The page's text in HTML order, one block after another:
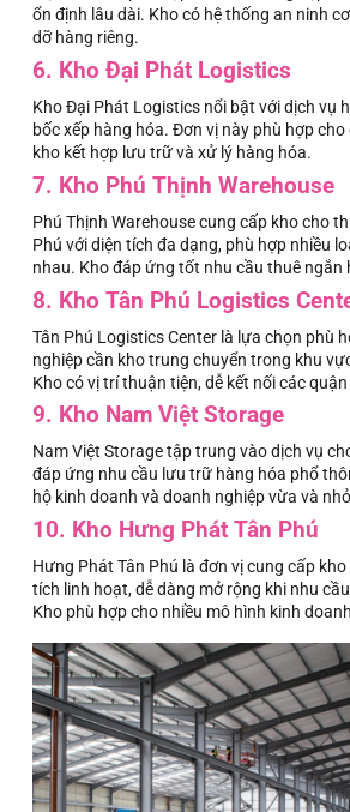
ổn định lâu dài. Kho có hệ thống an ninh
dỡ hàng riêng.
6. Kho Đại Phát Logistics
Kho Đại Phát Logistics nổi bật với dịch vụ
bốc xếp hàng hóa. Đơn vị này phù hợp
kho kết hợp lưu trữ và xử lý hàng hóa.
7. Kho Phú Thịnh Warehouse
Phú Thịnh Warehouse cung cấp kho cho
Phú với diện tích đa dạng, phù hợp nhiều
nhau. Kho đáp ứng tốt nhu cầu thuê ngắn
8. Kho Tân Phú Logistics
Tân Phú Logistics Center là lựa chọn phù
nghiệp cần kho trung chuyển trong khu
Kho có vị trí thuận tiện, dễ kết nối các
9. Kho Nam Việt Storage
Nam Việt Storage tập trung vào dịch vụ
đáp ứng nhu cầu lưu trữ hàng hóa phổ
hộ kinh doanh và doanh nghiệp vừa và
10. Kho Hưng Phát Tân Phú
Hưng Phát Tân Phú là đơn vị cung cấp
tích linh hoạt, dễ dàng mở rộng khi nhu
Kho phù hợp cho nhiều mô hình kinh